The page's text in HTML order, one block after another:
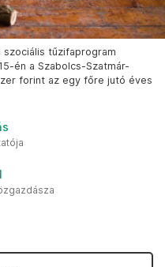
tűzifaprogram
én a Szabolcs-Szatmár-
forint az egy főre jutó éves